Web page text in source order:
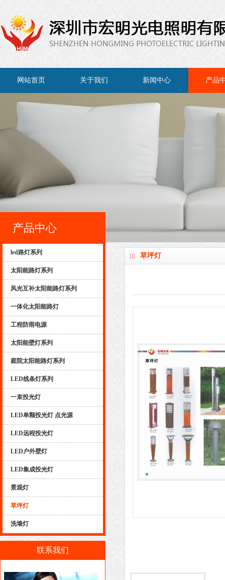
网站首页 关于我们 新闻中心 产品
草坪灯
产品中心
led路灯系列
太阳能路灯系列
风光互补太阳能路灯系列
一体化太阳能路灯
工程防雨电源
太阳能壁灯系列
庭院太阳能路灯系列
LED线条灯系列
一束投光灯
LED单颗投光灯 点光源
LED远程投光灯
LED户外壁灯
LED集成投光灯
景观灯
草坪灯
洗墙灯
联系我们